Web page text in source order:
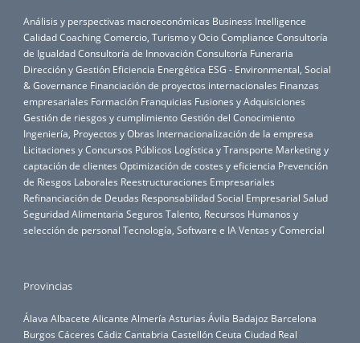
Análisis y perspectivas macroeconómicas Business Intelligence
CalidadCoachingComercio, Turismo y OcioCompliance Consultoría
de IgualdadConsultoría de InnovaciónConsultoría Funeraria
Dirección y Gestión Eficiencia Energética ESG - Environmental, Social
& Governance Financiación de proyectos internacionales Finanzas
empresariales Formación Franquicias Fusiones y Adquisiciones
Gestión de riesgos y cumplimientoGestión del Conocimiento
Ingeniería, Proyectos y Obras Internacionalización de la empresa
Licitaciones y Concursos Públicos Logística y Transporte Marketing y
captación de clientes Optimización de costes y eficiencia Prevención
de Riesgos Laborales Reestructuraciones Empresariales
Refinanciación de Deudas Responsabilidad Social Empresarial Salud
Seguridad Alimentaria Seguros Talento, Recursos Humanos y
selección de personal Tecnología, Software e IA Ventas y Comercial
Provincias
Álava Albacete Alicante Almería Asturias Ávila Badajoz Barcelona
Burgos Cáceres Cádiz Cantabria CastellónCeuta Ciudad Real